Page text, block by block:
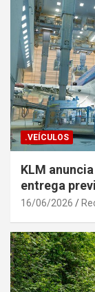
.VEÍCULOS
KLM
entrega
16/06/2026